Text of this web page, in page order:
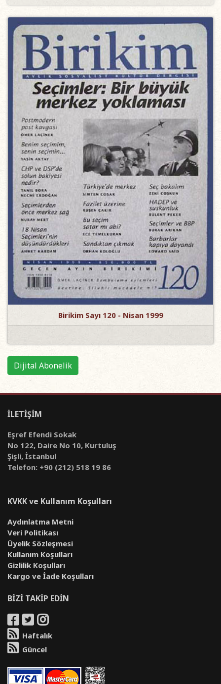
Birikim Sayı 120 - Nisan 1999
Dijital Abonelik
İLETİŞİM
Eşref Efendi Sokak
No 122, Daire No 10, Kurtuluş
Şişli, İstanbul
Telefon: +90 (212) 518 19 86
KVKK ve Kullanım Koşulları
Aydınlatma Metni
Veri Politikası
Üyelik Sözleşmesi
Kullanım Koşulları
Gizlilik Koşulları
Kargo ve İade Koşulları
BİZİ TAKİP EDİN
Haftalık
Güncel